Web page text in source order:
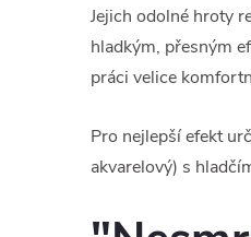
Jejich odolné hroty
hladkým, přesným
práci velice
Pro nejlepší efekt
akvarelový) s